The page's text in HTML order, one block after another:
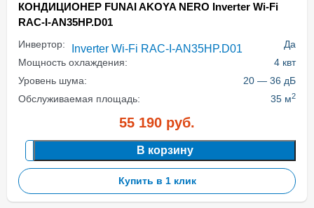
КОНДИЦИОНЕР FUNAI AKOYA NERO Inverter Wi-Fi
RAC-I-AN35HP.D01
Инвертор:
Да
Мощность охлаждения:
4 квт
Уровень шума:
20 — 36 дБ
Обслуживаемая площадь:
35 м2
55 190 руб.
В корзину
Купить в 1 клик